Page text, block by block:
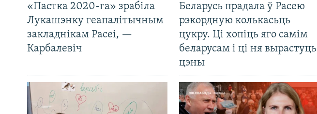
«Пастка 2020-га» зрабіла
Лукашэнку геапалітычным
закладнікам Расеі, —
Карбалевіч
Беларусь прадала ў Расею
рэкордную колькасьць
цукру. Ці хопіць яго самім
беларусам і ці ня вырастуць
цэны